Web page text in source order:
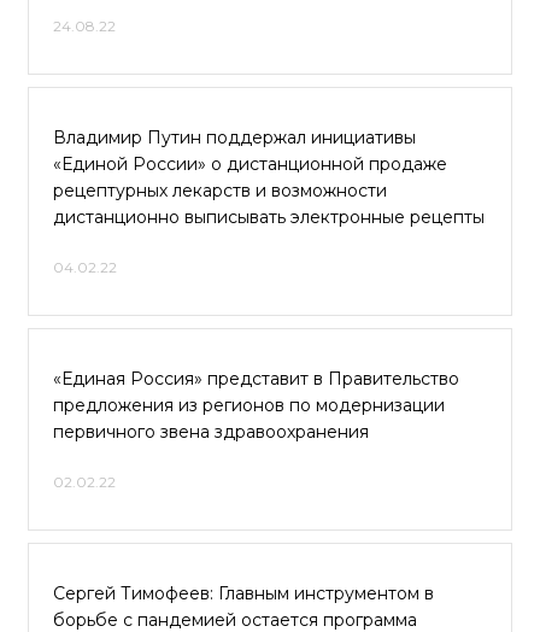
24.08.22
Владимир Путин поддержал инициативы
«Единой России» о дистанционной продаже
рецептурных лекарств и возможности
дистанционно выписывать электронные рецепты
04.02.22
«Единая Россия» представит в Правительство
предложения из регионов по модернизации
первичного звена здравоохранения
02.02.22
Сергей Тимофеев: Главным инструментом в
борьбе с пандемией остается программа